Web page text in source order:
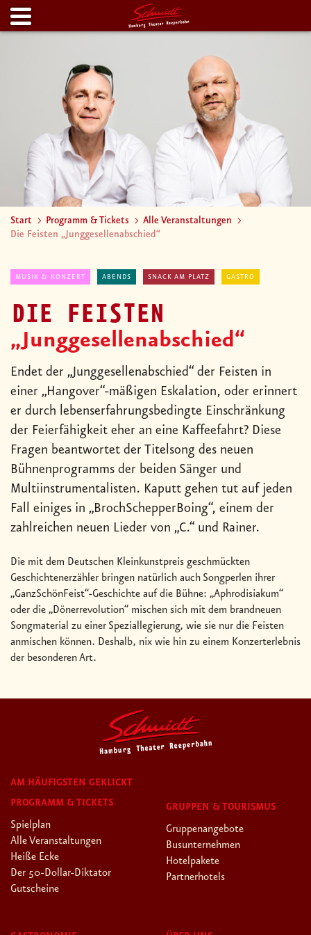
Start Programm & Tickets
Alle Veranstaltungen
Die Feisten „Junggesellenabschied“
MUSIK & KONZERT ABENDS SNACK AM PLATZ GASTRO
DIE FEISTEN
„Junggesellenabschied“
Endet der „Junggesellenabschied“ der Feisten in
einer „Hangover“-mäßigen Eskalation, oder erinnert
er durch lebenserfahrungsbedingte Einschränkung
der Feierfähigkeit eher an eine Kaffeefahrt? Diese
Fragen beantwortet der Titelsong des neuen
Bühnenprogramms der beiden Sänger und
Multiinstrumentalisten. Kaputt gehen tut auf jeden
Fall einiges in „BrochSchepperBoing“, einem der
zahlreichen neuen Lieder von „C.“ und Rainer.
Die mit dem Deutschen Kleinkunstpreis geschmückten
Geschichtenerzähler bringen natürlich auch Songperlen ihrer
„GanzSchönFeist“-Geschichte auf die Bühne: „Aphrodisiakum“
oder die „Dönerrevolution“ mischen sich mit dem brandneuen
Songmaterial zu einer Speziallegierung, wie sie nur die Feisten
anmischen können. Deshalb, nix wie hin zu einem Konzerterlebnis
der besonderen Art.
AM HÄUFIGSTEN GEKLICKT
PROGRAMM & TICKETS
Spielplan
Alle Veranstaltungen
Heiße Ecke
Der 50-Dollar-Diktator
Gutscheine
GRUPPEN & TOURISMUS
Gruppenangebote
Busunternehmen
Hotelpakete
Partnerhotels